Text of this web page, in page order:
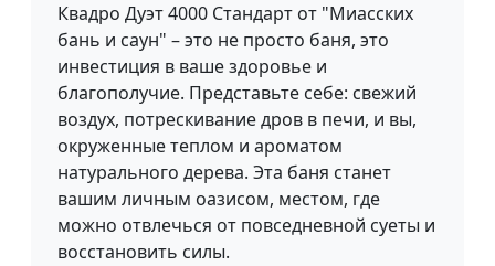
Квадро Дуэт 4000 Стандарт от "Миасских
бань и саун" – это не просто баня, это
инвестиция в ваше здоровье и
благополучие. Представьте себе: свежий
воздух, потрескивание дров в печи, и вы,
окруженные теплом и ароматом
натурального дерева. Эта баня станет
вашим личным оазисом, местом, где
можно отвлечься от повседневной суеты и
восстановить силы.